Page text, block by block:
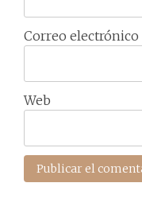
Correo electrónico
Web